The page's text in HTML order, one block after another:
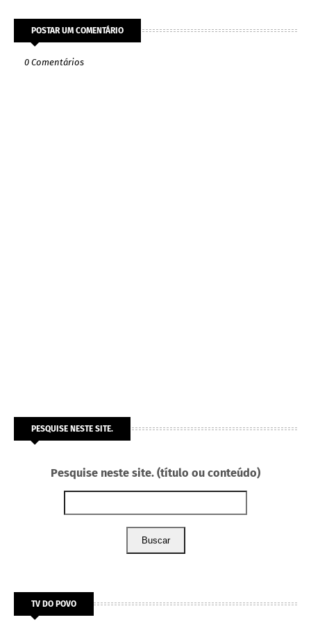
POSTAR UM COMENTÁRIO
0 Comentários
PESQUISE NESTE SITE.
Pesquise neste site. (título ou conteúdo)
Buscar
TV DO POVO